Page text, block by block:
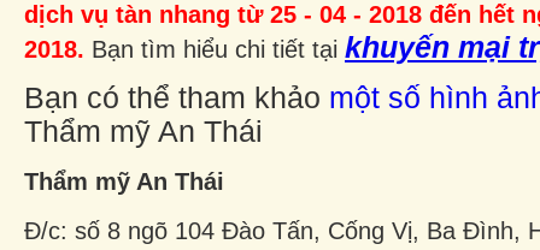
dịch vụ tàn nhang từ 25 - 04 - 2018 đến hết
2018. Bạn tìm hiểu chi tiết tại khuyến mại
Bạn có thể tham khảo một số hình
Thẩm mỹ An Thái
Thẩm mỹ An Thái
Đ/c: số 8 ngõ 104 Đào Tấn, Cống Vị, Ba Đình,